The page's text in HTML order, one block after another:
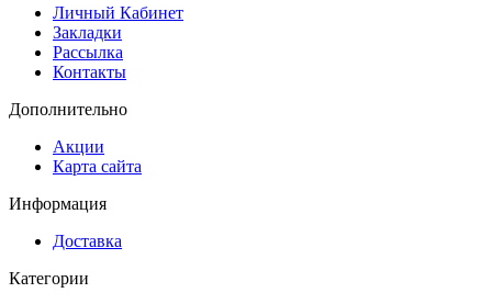
Личный Кабинет
Закладки
Рассылка
Контакты
Дополнительно
Акции
Карта сайта
Информация
Доставка
Категории